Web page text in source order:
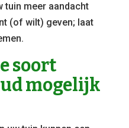
tuin meer aandacht
(of wilt) geven; laat
soort
mogelijk